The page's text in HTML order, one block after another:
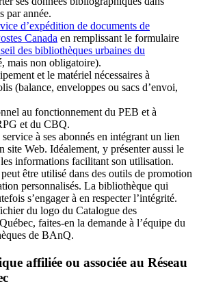
par année.
d’expédition de documents de
Canada en remplissant le formulaire
des bibliothèques urbaines du
mais non obligatoire).
et le matériel nécessaires à
(balance, enveloppes ou sacs d’envoi,
au fonctionnement du PEB et à
et du CBQ.
à ses abonnés en intégrant un lien
site Web. Idéalement, y présenter aussi le
informations facilitant son utilisation.
être utilisé dans des outils de promotion
personnalisés. La bibliothèque qui
s’engager à en respecter l’intégrité.
du logo du Catalogue des
faites-en la demande à l’équipe du
de BAnQ.
affiliée ou associée au Réseau